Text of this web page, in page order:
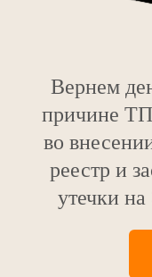
Вернем
причине
во
реестр и
утечки